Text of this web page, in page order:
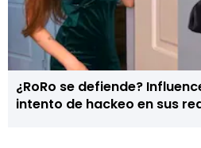
¿RoRo se defiende?
intento de hackeo en sus